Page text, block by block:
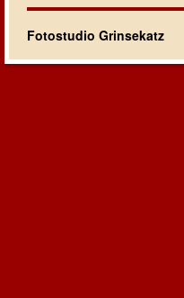
Fotostudio Grinsekatz